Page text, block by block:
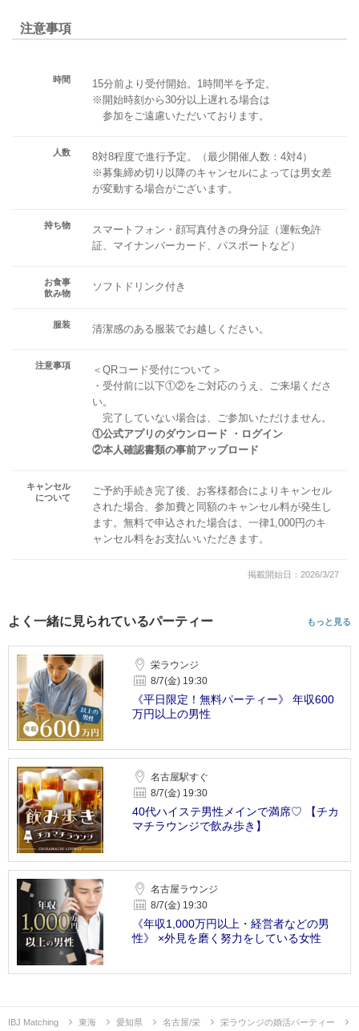
注意事項
時間
15分前より受付開始。1時間半を予定。
※開始時刻から30分以上遅れる場合は
参加をご遠慮いただいております。
人数
8対8程度で進行予定。（最少開催人数：4対4）
※募集締め切り以降のキャンセルによっては男女差
が変動する場合がございます。
持ち物
スマートフォン・顔写真付きの身分証（運転免許
証、マイナンバーカード、パスポートなど）
お食事
飲み物
ソフトドリンク付き
服装 清潔感のある服装でお越しください。
注意事項
＜QRコード受付について＞
・受付前に以下①②をご対応のうえ、ご来場くださ
い。
完了していない場合は、ご参加いただけません。
①公式アプリのダウンロード ・ログイン
②本人確認書類の事前アップロード
キャンセル
について
ご予約手続き完了後、お客様都合によりキャンセル
された場合、参加費と同額のキャンセル料が発生し
ます。無料で申込された場合は、一律1,000円のキ
ャンセル料をお支払いいただきます。
掲載開始日：2026/3/27
よく一緒に見られているパーティー もっと見る
栄ラウンジ
8/7(金) 19:30
《平日限定！無料パーティー》 年収600
万円以上の男性
名古屋駅すぐ
8/7(金) 19:30
40代ハイステ男性メインで満席♡ 【チカ
マチラウンジで飲み歩き】
名古屋ラウンジ
8/7(金) 19:30
《年収1,000万円以上・経営者などの男
性》 ×外見を磨く努力をしている女性
IBJ Matching 東海 愛知県 名古屋/栄 栄ラウンジの婚活パーティー